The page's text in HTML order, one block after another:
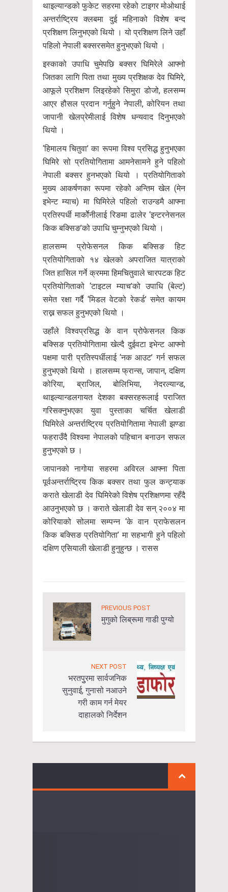
थाइल्यान्डको फुकेट सहरमा रहेको टाइगर मोओथाई
अन्तर्राष्ट्रिय क्लबमा दुई महिनाको विशेष बन्द
प्रशिक्षण लिनुभएको थियो । यो प्रशिक्षण लिने उहाँ
पहिलो नेपाली बक्सरसमेत हुनुभएको थियो ।
इस्काको उपाधि चुमेपछि बक्सर घिमिरेले आफ्नो
जितका लागि पिता तथा मुख्य प्रशिक्षक देव घिमिरे,
आफूले प्रशिक्षण लिइरहेको सिमुरा डोजो, हलसम्म
आएर हौसल प्रदान गर्नुहुने नेपाली, कोरियन तथा
जापानी खेलप्रेमीलाई विशेष धन्यवाद दिनुभएको
थियो ।
‘हिमालय चितुवा’ का रूपमा विश्व प्रसिद्ध हुनुभएका
घिमिरे सो प्रतियोगितामा आमनेसामने हुने पहिलो
नेपाली बक्सर हुनभएको थियो । प्रतियोगिताको
मुख्य आकर्षणका रूपमा रहेको अन्तिम खेल (मेन
इभेन्ट म्याच) मा घिमिरेले पहिलो राउन्डमै आफ्ना
प्रतिस्पर्धी मार्कोेनीलाई रिङमा ढालेर ‘इन्टरनेसनल
किक बक्सिङ’को उपाधि चुम्नुभएको थियो ।
हालसम्म प्रोफेसनल किक बक्सिङ हिट
प्रतियोगिताको १४ खेलको अपराजित यात्राको
जित हासिल गर्ने क्रममा हिमचितुवाले चारपटक हिट
प्रतियोगिताको ‘टाइटल म्याच’को उपाधि (बेल्ट)
समेत रक्षा गर्दै ‘मिडल वेटको रेकर्ड’ समेत कायम
राख्न सफल हुनुभएको थियो ।
उहाँले विश्वप्रसिद्ध के वान प्रोफेसनल किक
बक्सिङ प्रतियोगितामा खेल्दै दुईवटा इभेन्ट आफ्नो
पक्षमा पारी प्रतिस्पर्धीलाई ‘नक आउट’ गर्न सफल
हुनुभएको थियो । हालसम्म फ्रान्स, जापान, दक्षिण
कोरिया, ब्राजिल, बोलिभिया, नेदरल्यान्ड,
थाइल्यान्डलगायत देशका बक्सरहरूलाई पराजित
गरिसक्नुभएका युवा पुस्ताका चर्चित खेलाडी
घिमिरेले अन्तर्राष्ट्रिय प्रतियोगितामा नेपाली झण्डा
फहराउँदै विश्वमा नेपालको पहिचान बनाउन सफल
हुनुभएको छ ।
जापानको नागोया सहरमा अविरल आफ्ना पिता
पूर्वअन्तर्राष्ट्रिय किक बक्सर तथा फुल कन्ट्याक
कराते खेलाडी देव घिमिरेको विशेष प्रशिक्षणमा रहँदै
आउनुभएको छ । कराते खेलाडी देव सन् २००४ मा
कोरियाको सोलमा सम्पन्न ‘के वान प्राफेसलन
किक बक्सिङ प्रतियोगिता’ मा सहभागी हुने पहिलो
दक्षिण एसियाली खेलाडी हुनुहुन्छ । रासस
PREVIOUS POST
मुगुको लिब्रूमा गाडी पुग्यो
NEXT POST
भरतपुुरमा सार्वजनिक
सुनुवाई, गुनासो नआउने
गरी काम गर्न मेयर
दाहालको निर्देशन